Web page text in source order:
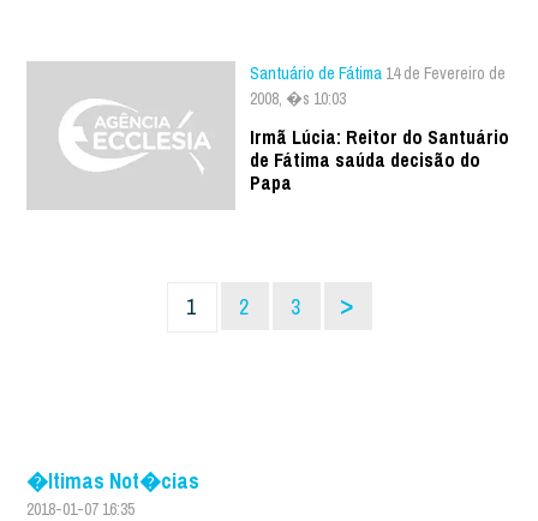
Santuário de Fátima 14 de Fevereiro de
2008, �s 10:03
Irmã Lúcia: Reitor do Santuário
de Fátima saúda decisão do
Papa
1 2 3 >
�ltimas Not�cias
2018-01-07 16:35